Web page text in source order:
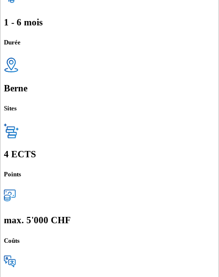
1 - 6 mois
Durée
Berne
Sites
4 ECTS
Points
max. 5'000 CHF
Coûts